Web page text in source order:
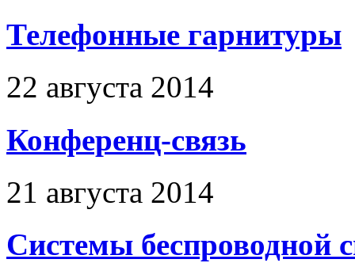
Телефонные гарнитуры
22 августа 2014
Конференц-связь
21 августа 2014
Системы беспроводной